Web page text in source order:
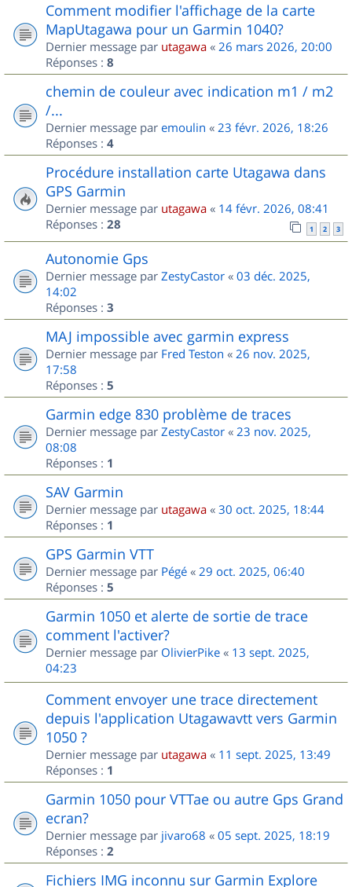
Comment modifier l'affichage de la carte
MapUtagawa pour un Garmin 1040?
Dernier message par utagawa « 26 mars 2026, 20:00
Réponses : 8
chemin de couleur avec indication m1 / m2
/...
Dernier message par emoulin « 23 févr. 2026, 18:26
Réponses : 4
Procédure installation carte Utagawa dans
GPS Garmin
Dernier message par utagawa « 14 févr. 2026, 08:41
Réponses : 28 1 2 3
Autonomie Gps
Dernier message par ZestyCastor « 03 déc. 2025,
14:02
Réponses : 3
MAJ impossible avec garmin express
Dernier message par Fred Teston « 26 nov. 2025,
17:58
Réponses : 5
Garmin edge 830 problème de traces
Dernier message par ZestyCastor « 23 nov. 2025,
08:08
Réponses : 1
SAV Garmin
Dernier message par utagawa « 30 oct. 2025, 18:44
Réponses : 1
GPS Garmin VTT
Dernier message par Pégé « 29 oct. 2025, 06:40
Réponses : 5
Garmin 1050 et alerte de sortie de trace
comment l'activer?
Dernier message par OlivierPike « 13 sept. 2025,
04:23
Comment envoyer une trace directement
depuis l'application Utagawavtt vers Garmin
1050 ?
Dernier message par utagawa « 11 sept. 2025, 13:49
Réponses : 1
Garmin 1050 pour VTTae ou autre Gps Grand
ecran?
Dernier message par jivaro68 « 05 sept. 2025, 18:19
Réponses : 2
Fichiers IMG inconnu sur Garmin Explore